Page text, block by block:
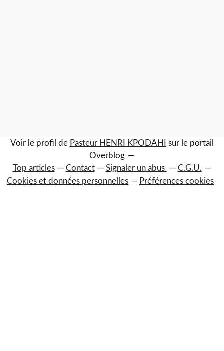
Voir le profil de Pasteur HENRI KPODAHI
sur le portail
Overblog
Top articles
Contact Signaler un abus
C.G.U.
Cookies et données personnelles
Préférences cookies